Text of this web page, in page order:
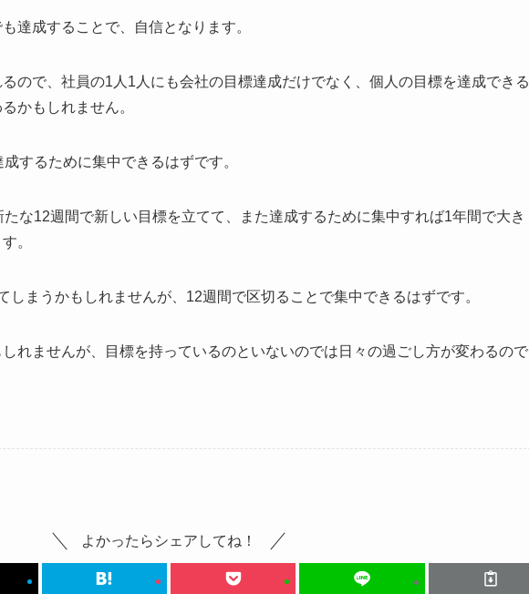
達成することで、自信となります。
ので、社員の1人1人にも会社の目標達成だけでなく、個人の目標を達成できる
かもしれません。
するために集中できるはずです。
な12週間で新しい目標を立てて、また達成するために集中すれば1年間で大き
。
しまうかもしれませんが、12週間で区切ることで集中できるはずです。
れませんが、目標を持っているのといないのでは日々の過ごし方が変わるので
よかったらシェアしてね！